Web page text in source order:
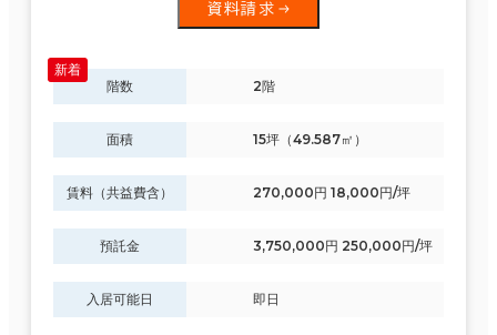
資料請求
階数 2階
面積 15坪（49.587㎡）
賃料（共益費含） 270,000円 18,000円/坪
預託金 3,750,000円 250,000円/坪
入居可能日 即日